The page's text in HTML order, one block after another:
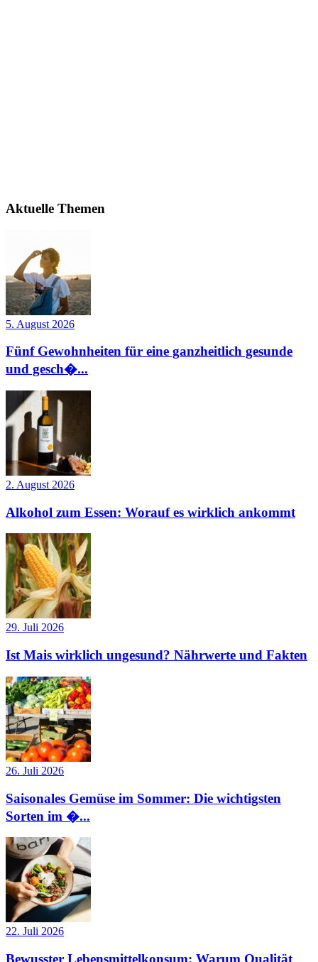
Aktuelle Themen
5. August 2026
Fünf Gewohnheiten für eine ganzheitlich gesunde
und gesch�...
2. August 2026
Alkohol zum Essen: Worauf es wirklich ankommt
29. Juli 2026
Ist Mais wirklich ungesund? Nährwerte und Fakten
26. Juli 2026
Saisonales Gemüse im Sommer: Die wichtigsten
Sorten im �...
22. Juli 2026
Bewusster Lebensmittelkonsum: Warum Qualität